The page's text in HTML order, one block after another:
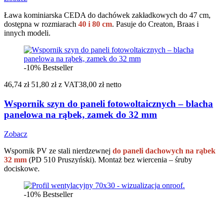
Ława kominiarska CEDA do dachówek zakładkowych do 47 cm,
dostępna w rozmiarach 40 i 80 cm. Pasuje do Creaton, Braas i
innych modeli.
-10% Bestseller
46,74 zł 51,80 zł z VAT38,00 zł netto
Wspornik szyn do paneli fotowoltaicznych – blacha
panelowa na rąbek, zamek do 32 mm
Zobacz
Wspornik PV ze stali nierdzewnej do paneli dachowych na rąbek
32 mm (PD 510 Pruszyński). Montaż bez wiercenia – śruby
dociskowe.
-10% Bestseller